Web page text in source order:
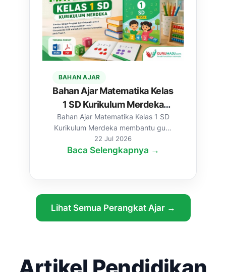
BAHAN AJAR
Bahan Ajar Matematika Kelas
1 SD Kurikulum Merdeka
(Word & PDF)
Bahan Ajar Matematika Kelas 1 SD
Kurikulum Merdeka membantu guru
menyampaikan materi secara lebih
sistematis, ...
22 Jul 2026
Baca Selengkapnya →
Lihat Semua Perangkat Ajar →